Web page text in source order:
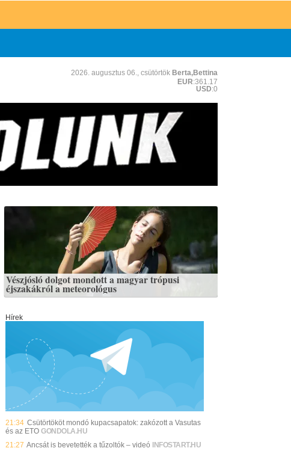
2026. augusztus 06., csütörtök Berta,Bettina
EUR:361.17
USD:0
Vészjósló dolgot mondott a magyar trópusi
éjszakákról a meteorológus
Hírek
21:34 Csütörtököt mondó kupacsapatok: zakózott a Vasutas
és az ETO GONDOLA.HU
21:27 Ancsát is bevetették a tűzoltók – videó
INFOSTART.HU